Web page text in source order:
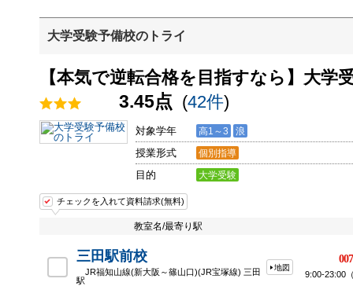
大学受験予備校のトライ
【本気で逆転合格を目指すなら】大学
3.45点 (42件)
対象学年 高1～3 浪
授業形式 個別指導
目的 大学受験
チェックを入れて資料請求(無料)
教室名/最寄り駅
三田駅前校
JR福知山線(新大阪～篠山口)(JR宝塚線) 三田
駅
地図
9:00-23:00